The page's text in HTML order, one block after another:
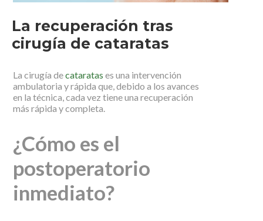
La recuperación tras
cirugía de cataratas
La cirugía decataratas es una intervención
ambulatoria y rápida que, debido a los avances
en la técnica, cada vez tiene una recuperación
más rápida y completa.
¿Cómo es el
postoperatorio
inmediato?